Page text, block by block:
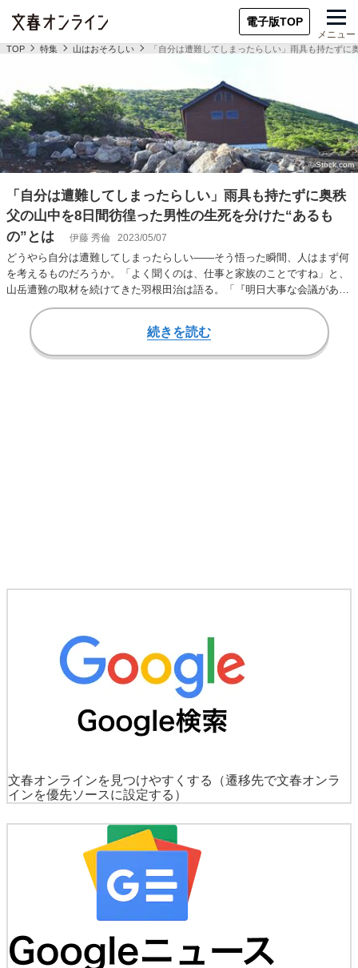
電子版TOP
メニュー
TOP 特集 山はおそろしい 「自分は遭難してしまったらしい」雨具も持たず
「自分は遭難してしまったらしい」雨具も持たずに奥秩
父の山中を8日間彷徨った男性の生死を分けた“あるも
の”とは
伊藤 秀倫 2023/05/07
どうやら自分は遭難してしまったらしい――そう悟った瞬間、人はまず何
を考えるものだろうか。「よく聞くのは、仕事と家族のことですね」と、
山岳遭難の取材を続けてきた羽根田治は語る。「『明日大事な会議がある
から、何が何でも…
続きを読む
文春オンラインを見つけやすくする
（遷移先で文春オンラ
インを優先ソースに設定する）